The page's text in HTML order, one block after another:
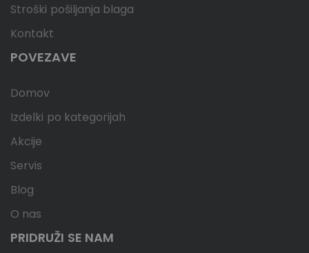
Stroški pošiljanja blaga
Kontakt
POVEZAVE
Domov
Izdelki po kategorijah
Akcije
Servis
Blog
O nas
PRIDRUŽI SE NAM